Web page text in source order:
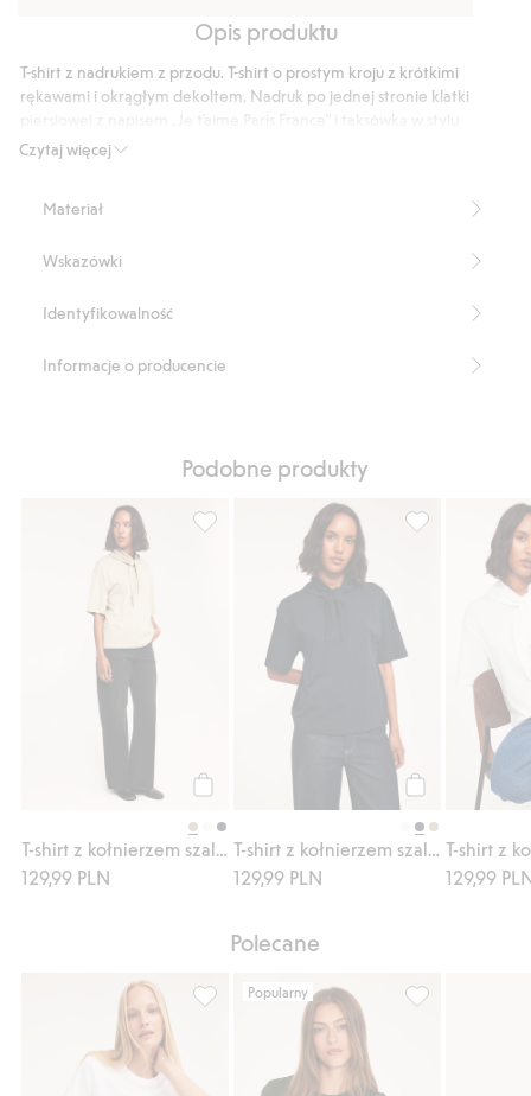
high
Marynarka
prążki,
Pasek
Opis produktu
Czytaj więcej
T-shirt z nadrukiem z przodu. T-shirt o prostym kroju z krótkimi
rękawami i okrągłym dekoltem. Nadruk po jednej stronie klatki
francuskim.
Materiał
Wskazówki
Identyfikowalność
Informacje o producencie
Podobne produkty
129,99 PLN
T-shirt z kołnierzem szalowym, Dodaj do
Kup
129,99 PLN
T-shirt z
129,99
Polecane
Klasyczny t-shirt z bawełny, Dodaj do
Popularny